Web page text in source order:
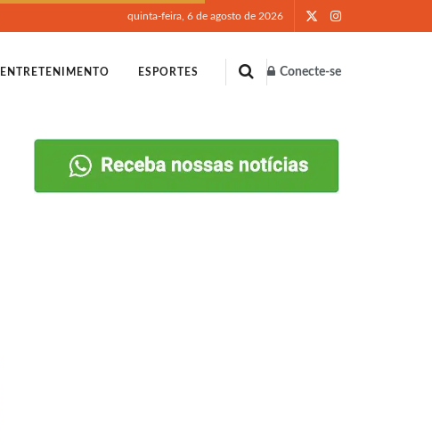
quinta-feira, 6 de agosto de 2026
ENTRETENIMENTO ESPORTES Conecte-se